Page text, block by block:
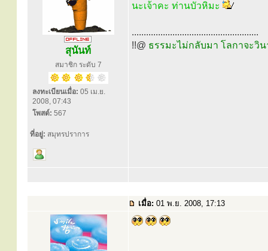
สุนันท์
สมาชิก ระดับ 7
ลงทะเบียนเมื่อ: 05 เม.ย.
2008, 07:43
โพสต์: 567
ที่อยู่: สมุทรปราการ
นะเจ้าคะ ท่านบัวหิมะ
.....................................................
!!@ ธรรมะไม่กลับมา โลกาจะวิ
เมื่อ: 01 พ.ย. 2008, 17:13